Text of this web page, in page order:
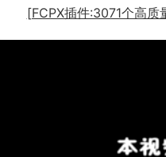
[FCPX插件:3071个高